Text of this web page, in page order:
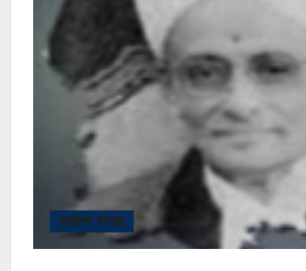
साहित्य संग्रह